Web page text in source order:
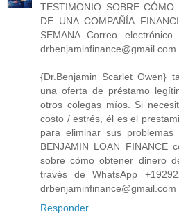
TESTIMONIO SOBRE
DE UNA COMPAÑÍA
SEMANA Correo
drbenjaminfinance@gmail.com
{Dr.Benjamin Scarlet Owen}
una oferta de préstamo
otros colegas míos. Si
costo / estrés, él es el
para eliminar sus
BENJAMIN LOAN FINANCE
sobre cómo obtener dinero
través de WhatsApp
drbenjaminfinance@gmail.com
Responder